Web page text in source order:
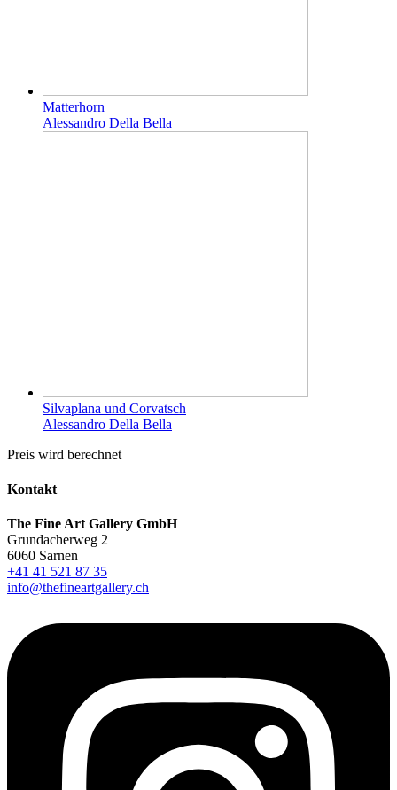
Matterhorn
Alessandro Della Bella
Silvaplana und Corvatsch
Alessandro Della Bella
Preis wird berechnet
Kontakt
The Fine Art Gallery GmbH
Grundacherweg 2
6060 Sarnen
+41 41 521 87 35
info@thefineartgallery.ch